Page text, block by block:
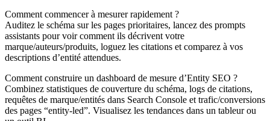
Comment commencer à mesurer rapidement ?
Auditez le schéma sur les pages prioritaires, lancez des prompts
assistants pour voir comment ils décrivent votre
marque/auteurs/produits, loguez les citations et comparez à vos
descriptions d’entité attendues.
Comment construire un dashboard de mesure d’Entity SEO ?
Combinez statistiques de couverture du schéma, logs de citations,
requêtes de marque/entités dans Search Console et trafic/conversions
des pages “entity‑led”. Visualisez les tendances dans un tableur ou